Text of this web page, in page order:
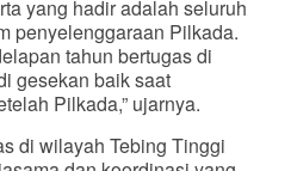
yang hadir adalah seluruh
penyelenggaraan Pilkada.
tahun bertugas di
gesekan baik saat
Pilkada,” ujarnya.
di wilayah Tebing Tinggi